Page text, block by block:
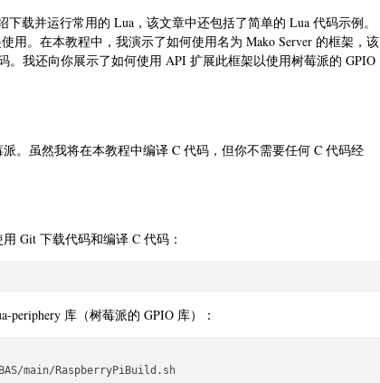
下载并运行常用的 Lua，该文章中还包括了简单的 Lua 代码示例。
用。在本教程中，我演示了如何使用名为 Mako Server 的框架，该
。我还向你展示了如何使用 API 扩展此框架以使用树莓派的 GPIO
。虽然我将在本教程中编译 C 代码，但你不需要任何 C 代码经
Git 下载代码和编译 C 代码：
库（树莓派的 GPIO 库）：